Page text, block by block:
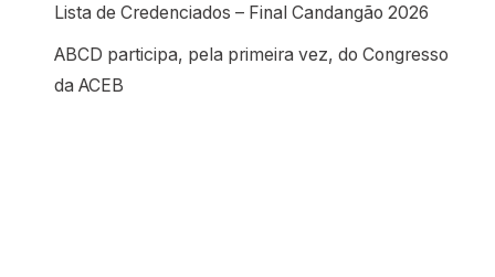
Lista de Credenciados – Final Candangão 2026
ABCD participa, pela primeira vez, do Congresso
da ACEB